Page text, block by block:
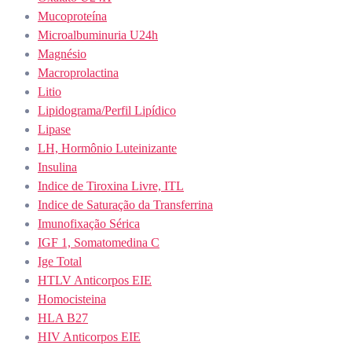
Mucoproteína
Microalbuminuria U24h
Magnésio
Macroprolactina
Litio
Lipidograma/Perfil Lipídico
Lipase
LH, Hormônio Luteinizante
Insulina
Indice de Tiroxina Livre, ITL
Indice de Saturação da Transferrina
Imunofixação Sérica
IGF 1, Somatomedina C
Ige Total
HTLV Anticorpos EIE
Homocisteina
HLA B27
HIV Anticorpos EIE